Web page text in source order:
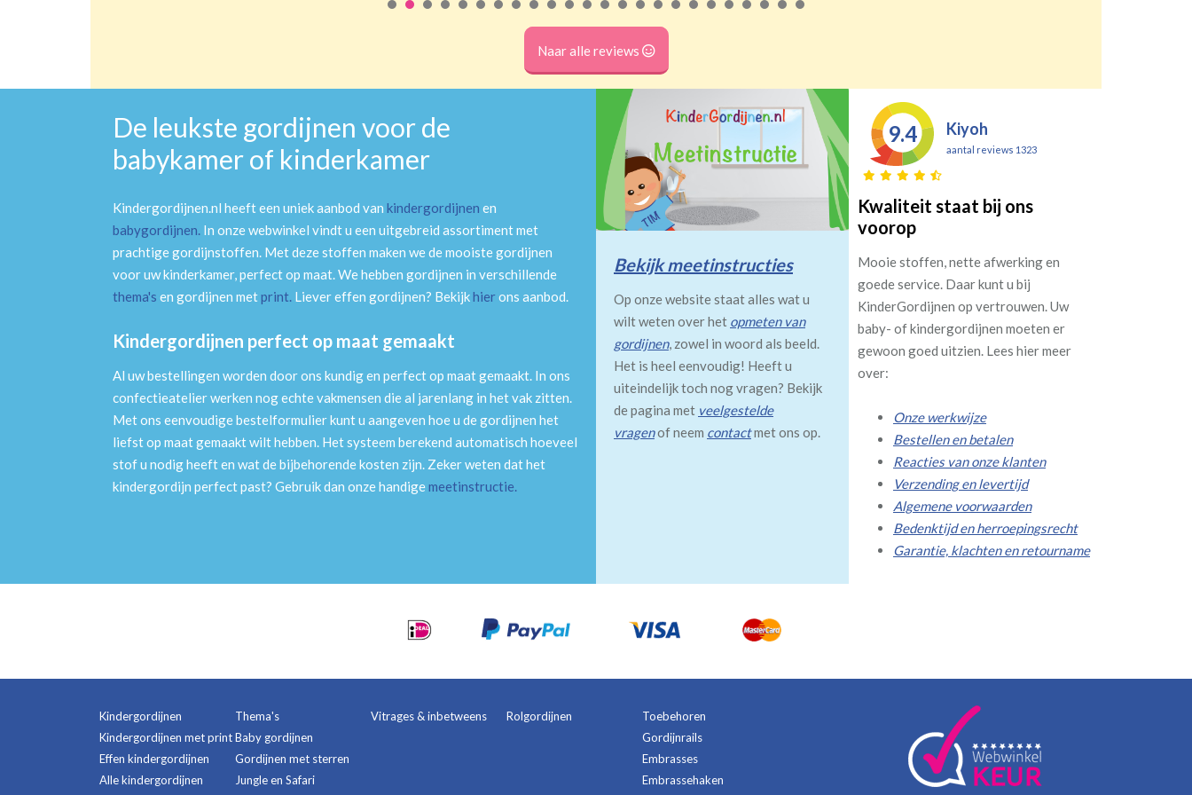
Naar alle reviews
De leukste gordijnen voor de
babykamer of kinderkamer
Kindergordijnen.nl heeft een uniek aanbod van kindergordijnen en
babygordijnen. In onze webwinkel vindt u een uitgebreid assortiment met
prachtige gordijnstoffen. Met deze stoffen maken we de mooiste gordijnen
voor uw kinderkamer, perfect op maat. We hebben gordijnen in verschillende
thema's en gordijnen metprint. Liever effen gordijnen? Bekijkhierons aanbod.
Kindergordijnen perfect op maat gemaakt
Al uw bestellingen worden door ons kundig en perfect op maat gemaakt. In ons
confectieatelier werken nog echte vakmensen die al jarenlang in het vak zitten.
Met ons eenvoudige bestelformulier kunt u aangeven hoe u de gordijnen het
liefst op maat gemaakt wilt hebben. Het systeem berekend automatisch hoeveel
stof u nodig heeft en wat de bijbehorende kosten zijn. Zeker weten dat het
kindergordijn perfect past? Gebruik dan onze handigemeetinstructie.
Bekijk meetinstructies
Op onze website staat alles wat u
wilt weten over het opmeten van
gordijnen, zowel in woord als beeld.
Het is heel eenvoudig! Heeft u
uiteindelijk toch nog vragen? Bekijk
de pagina met veelgestelde
vragenof neem contactmet ons op.
9.4 Kiyoh
aantal reviews 1323
Kwaliteit staat bij ons
voorop
Mooie stoffen, nette afwerking en
goede service. Daar kunt u bij
KinderGordijnen op vertrouwen. Uw
baby- of kindergordijnen moeten er
gewoon goed uitzien. Lees hier meer
over:
Onze werkwijze
Bestellen en betalen
Reacties van onze klanten
Verzending en levertijd
Algemene voorwaarden
Bedenktijd en herroepingsrecht
Garantie, klachten en retourname
Kindergordijnen
Kindergordijnen met print
Effen kindergordijnen
Alle kindergordijnen
Thema's
Baby gordijnen
Gordijnen met sterren
Jungle en Safari
Vitrages & inbetweens Rolgordijnen
Toebehoren
Gordijnrails
Embrasses
Embrassehaken